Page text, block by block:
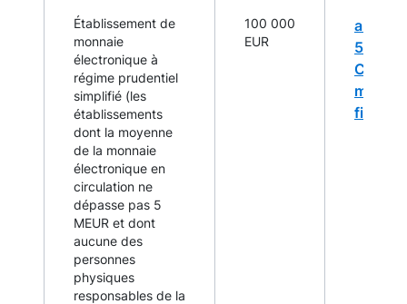
Établissement de
monnaie
électronique à
régime prudentiel
simplifié (les
établissements
dont la moyenne
de la monnaie
électronique en
circulation ne
dépasse pas 5
MEUR et dont
aucune des
personnes
physiques
responsables de la
100 000
EUR
article
526-5
Code